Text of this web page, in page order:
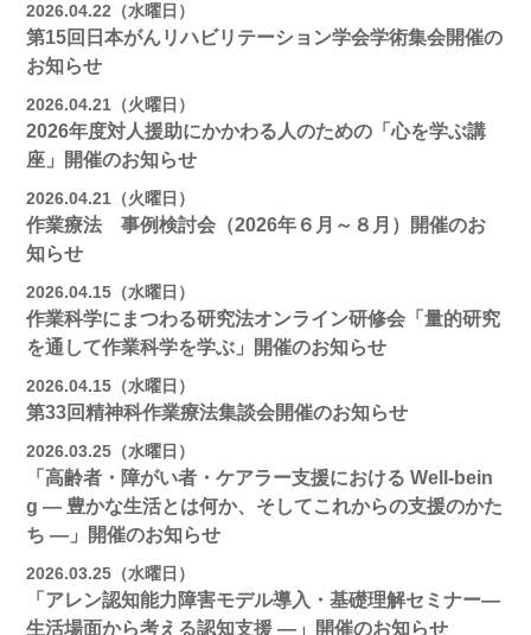
2026.04.22（水曜日）
第15回日本がんリハビリテーション学会学術集会開催の
お知らせ
2026.04.21（火曜日）
2026年度対人援助にかかわる人のための「心を学ぶ講
座」開催のお知らせ
2026.04.21（火曜日）
作業療法 事例検討会（2026年６月～８月）開催のお
知らせ
2026.04.15（水曜日）
作業科学にまつわる研究法オンライン研修会「量的研究
を通して作業科学を学ぶ」開催のお知らせ
2026.04.15（水曜日）
第33回精神科作業療法集談会開催のお知らせ
2026.03.25（水曜日）
「高齢者・障がい者・ケアラー支援における Well-bein
g ― 豊かな生活とは何か、そしてこれからの支援のかた
ち ―」開催のお知らせ
2026.03.25（水曜日）
「アレン認知能力障害モデル導入・基礎理解セミナー―
生活場面から考える認知支援 ―」開催のお知らせ